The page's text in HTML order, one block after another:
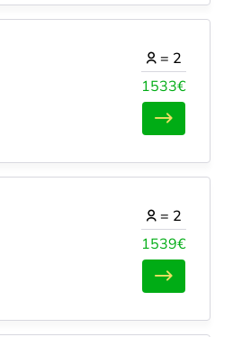
1533€
= 2
1539€
= 2